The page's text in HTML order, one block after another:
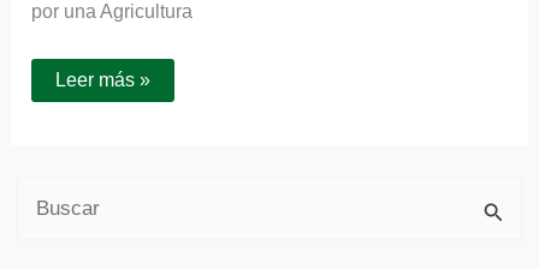
por una Agricultura
Leer más »